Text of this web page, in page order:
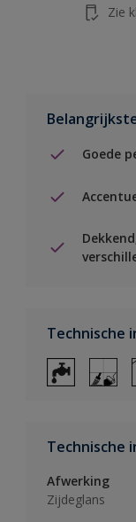
Zie
Goede
Technische
Technische
Afwerking
Zijdeglans